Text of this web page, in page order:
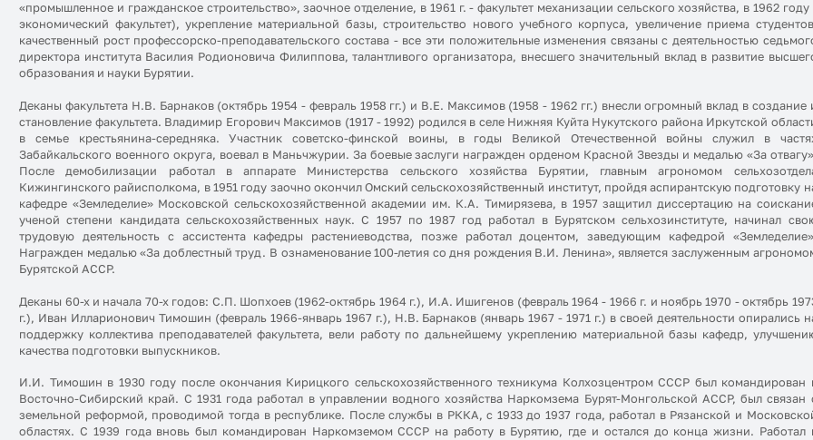
«промышленное и гражданское строительство», заочное отделение, в 1961 г. - факультет механизации сельского хозяйства, в 1962 году
экономический факультет), укрепление материальной базы, строительство нового учебного корпуса, увеличение приема
качественный рост профессорско-преподавательского состава - все эти положительные изменения связаны с деятельностью
директора института Василия Родионовича Филиппова, талантливого организатора, внесшего значительный вклад в развитие
образования и науки Бурятии.
Деканы факультета Н.В. Барнаков (октябрь 1954 - февраль 1958 гг.) и В.Е. Максимов (1958 - 1962 гг.) внесли огромный вклад в создание
становление факультета. Владимир Егорович Максимов (1917 - 1992) родился в селе Нижняя Куйта Нукутского района Иркутской
в семье крестьянина-середняка. Участник советско-финской воины, в годы Великой Отечественной войны служил в
Забайкальского военного округа, воевал в Маньчжурии. За боевые заслуги награжден орденом Красной Звезды и медалью «За
После демобилизации работал в аппарате Министерства сельского хозяйства Бурятии, главным агрономом
Кижингинского райисполкома, в 1951 году заочно окончил Омский сельскохозяйственный институт, пройдя аспирантскую подготовку
кафедре «Земледелие» Московской сельскохозяйственной академии им. К.А. Тимирязева, в 1957 защитил диссертацию на
ученой степени кандидата сельскохозяйственных наук. С 1957 по 1987 год работал в Бурятском сельхозинституте, начинал
трудовую деятельность с ассистента кафедры растениеводства, позже работал доцентом, заведующим кафедрой
Награжден медалью «За доблестный труд. В ознаменование 100-летия со дня рождения В.И. Ленина», является заслуженным
Бурятской АССР.
Деканы 60-х и начала 70-х годов: С.П. Шопхоев (1962-октябрь 1964 г.), И.А. Ишигенов (февраль 1964 - 1966 г. и ноябрь 1970 - октябрь
г.), Иван Илларионович Тимошин (февраль 1966-январь 1967 г.), Н.В. Барнаков (январь 1967 - 1971 г.) в своей деятельности опирались
поддержку коллектива преподавателей факультета, вели работу по дальнейшему укреплению материальной базы кафедр,
качества подготовки выпускников.
И.И. Тимошин в 1930 году после окончания Кирицкого сельскохозяйственного техникума Колхозцентром СССР был командирован
Восточно-Сибирский край. С 1931 года работал в управлении водного хозяйства Наркомзема Бурят-Монгольской АССР, был связан
земельной реформой, проводимой тогда в республике. После службы в РККА, с 1933 до 1937 года, работал в Рязанской и
областях. С 1939 года вновь был командирован Наркомземом СССР на работу в Бурятию, где и остался до конца жизни. Работал